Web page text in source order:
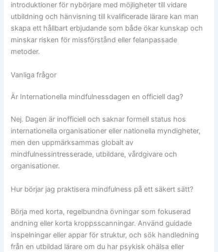
introduktioner för nybörjare med möjligheter till vidare
utbildning och hänvisning till kvalificerade lärare kan man
skapa ett hållbart erbjudande som både ökar kunskap och
minskar risken för missförstånd eller felanpassade
metoder.
Vanliga frågor
Är Internationella mindfulnessdagen en officiell dag?
Nej. Dagen är inofficiell och saknar formell status hos
internationella organisationer eller nationella myndigheter,
men den uppmärksammas globalt av
mindfulnessintresserade, utbildare, vårdgivare och
organisationer.
Hur börjar jag praktisera mindfulness på ett säkert sätt?
Börja med korta, regelbundna övningar som fokuserad
andning eller korta kroppsscanningar. Använd guidade
inspelningar eller appar för struktur, och sök handledning
från en utbildad lärare om du har psykisk ohälsa eller